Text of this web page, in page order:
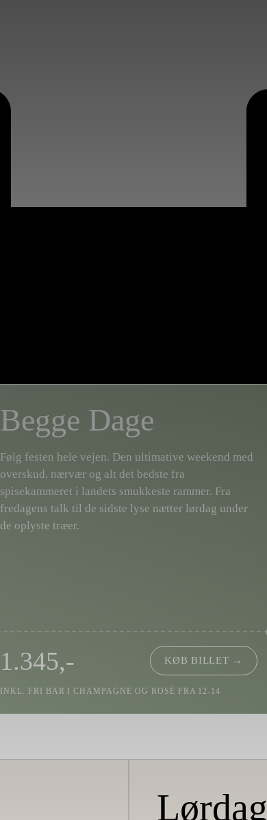
Begge Dage
Følg festen hele vejen. Den ultimative weekend med
overskud, nærvær og alt det bedste fra
spisekammeret i landets smukkeste rammer. Fra
fredagens talk til de sidste lyse nætter lørdag under
de oplyste træer.
1.345,- KØB BILLET →
INKL. FRI BAR I CHAMPAGNE OG ROSÉ FRA 12-14
Lørdag